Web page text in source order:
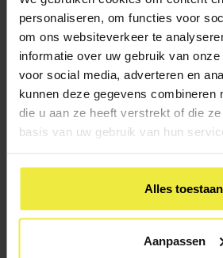
personaliseren, om functies voor
om ons websiteverkeer te
informatie over uw gebruik van
voor social media, adverteren en
kunnen deze gegevens combineren
die u aan ze heeft verstrekt of die
basis van uw gebruik van hun
Alles toestaan
Aanpassen
Heb je eenvraag?
Kom je er niet uit of wil je